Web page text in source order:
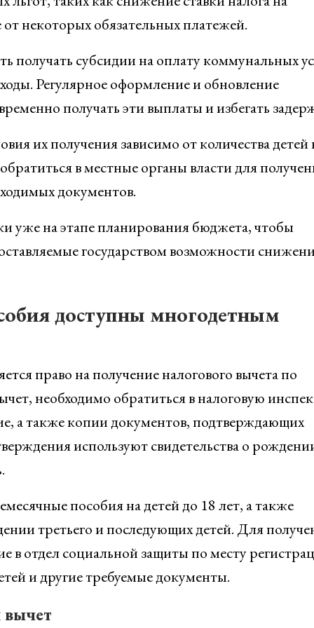
некоторых обязательных платежей.
субсидии на оплату коммунальных
Регулярное оформление и обновление
получать эти выплаты и избегать
их получения зависимо от количества детей
в местные органы власти для
документов.
на этапе планирования бюджета, чтобы
государством возможности
доступны многодетным
право на получение налогового вычета по
необходимо обратиться в налоговую
а также копии документов, подтверждающих
используют свидетельства о
пособия на детей до 18 лет, а также
третьего и последующих детей. Для
в отдел социальной защиты по месту
и другие требуемые документы.